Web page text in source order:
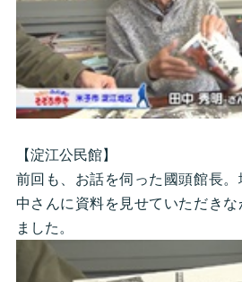
【淀江公民館】
前回も、お話を伺った國頭館長。
中さんに資料を見せていただき
ました。